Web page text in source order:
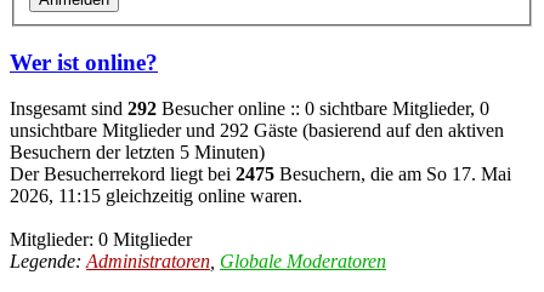
Wer ist online?
Insgesamt sind 292 Besucher online :: 0 sichtbare Mitglieder, 0
unsichtbare Mitglieder und 292 Gäste (basierend auf den aktiven
Besuchern der letzten 5 Minuten)
Der Besucherrekord liegt bei 2475 Besuchern, die am So 17. Mai
2026, 11:15 gleichzeitig online waren.
Mitglieder: 0 Mitglieder
Legende: Administratoren Globale Moderatoren